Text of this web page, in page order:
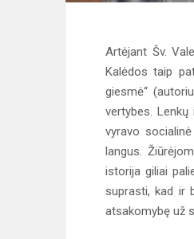
Artėjant Šv.
Kalėdos taip
giesmė“
vertybes.
vyravo
langus.
istorija giliai
suprasti, kad ir
atsakomybę už